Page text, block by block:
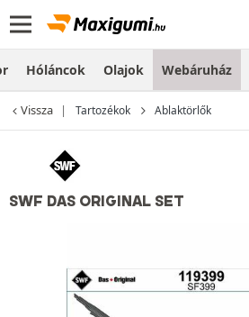
Hóláncok Olajok Webáruház
Vissza Tartozékok Ablaktörlők
SWF DAS ORIGINAL SET